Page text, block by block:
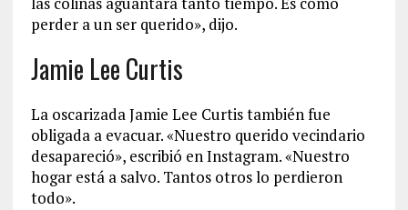
perder a un ser querido», dijo.
Jamie Lee Curtis
La oscarizada Jamie Lee Curtis también fue
obligada a evacuar. «Nuestro querido vecindario
desapareció», escribió en Instagram. «Nuestro
hogar está a salvo. Tantos otros lo perdieron
todo».